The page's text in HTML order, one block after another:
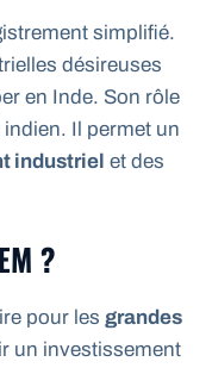
simplifié.
désireuses
en Inde. Son rôle
Il permet un
industriel et des
?
pour les grandes
un investissement